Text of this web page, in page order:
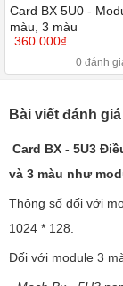
Card BX 5U0 -
màu, 3 màu
360.000₫
0 đánh
Bài viết đánh giá
Card BX - 5U3
và 3 màu như
Thông số đối với
1024 * 128.
Đối với module 3